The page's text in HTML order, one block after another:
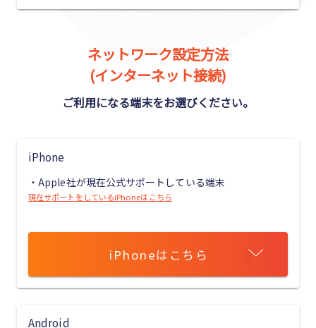
ネットワーク設定方法
(インターネット接続)
ご利用になる端末をお選びください。
iPhone
・Apple社が現在公式サポートしている端末
現在サポートをしているiPhoneはこちら
iPhoneはこちら
Android